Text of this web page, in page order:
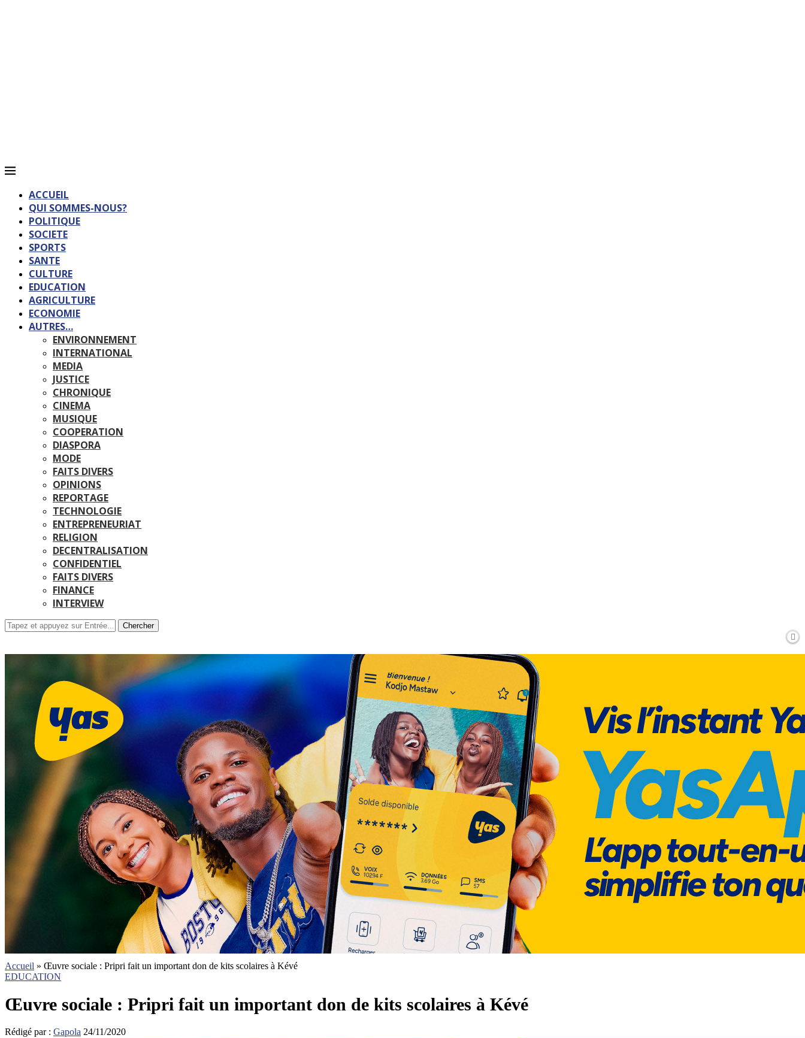
ACCUEIL
QUI SOMMES-NOUS?
POLITIQUE
SOCIETE
SPORTS
SANTE
CULTURE
EDUCATION
AGRICULTURE
ECONOMIE
AUTRES…
ENVIRONNEMENT
INTERNATIONAL
MEDIA
JUSTICE
CHRONIQUE
CINEMA
MUSIQUE
COOPERATION
DIASPORA
MODE
FAITS DIVERS
OPINIONS
REPORTAGE
TECHNOLOGIE
ENTREPRENEURIAT
RELIGION
DECENTRALISATION
CONFIDENTIEL
FAITS DIVERS
FINANCE
INTERVIEW
Chercher
Accueil » Œuvre sociale : Pripri fait un important don de kits scolaires à Kévé
EDUCATION
Œuvre sociale : Pripri fait un important don de kits scolaires à Kévé
Rédigé par : Gapola 24/11/2020